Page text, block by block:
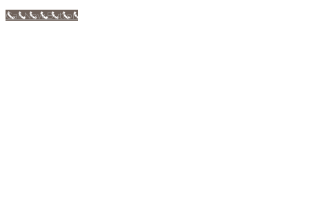
Call Now Button